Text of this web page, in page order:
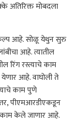
अतिरिक्त मोबदला
आहे. सोळू येथुन सुरु
आहे. त्यातील
रिंग रस्त्याचे काम
आहे. वाघोली ते
काम पुणे
पीएमआरडीएकडून
काम केले जाणार आहे.